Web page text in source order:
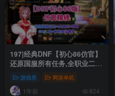
197|经典DNF【初心86仿官】
还原国服所有任务,全职业二觉
+带玩法攻略及安装教程
游戏类 网游单机
1年前 824